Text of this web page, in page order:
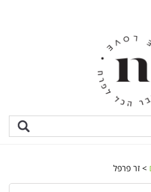
> זר פרפל